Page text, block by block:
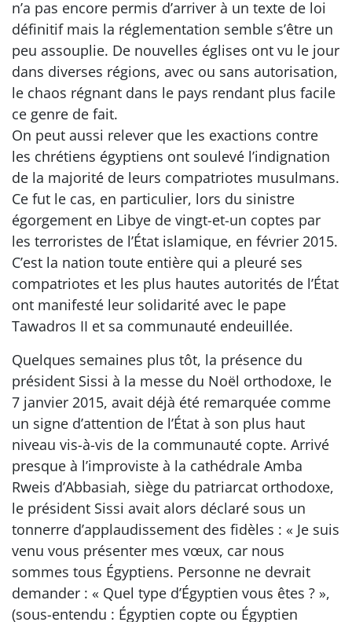
n’a pas encore permis d’arriver à un texte de loi
définitif mais la réglementation semble s’être un
peu assouplie. De nouvelles églises ont vu le jour
dans diverses régions, avec ou sans autorisation,
le chaos régnant dans le pays rendant plus facile
ce genre de fait.
On peut aussi relever que les exactions contre
les chrétiens égyptiens ont soulevé l’indignation
de la majorité de leurs compatriotes musulmans.
Ce fut le cas, en particulier, lors du sinistre
égorgement en Libye de vingt-et-un coptes par
les terroristes de l’État islamique, en février 2015.
C’est la nation toute entière qui a pleuré ses
compatriotes et les plus hautes autorités de l’État
ont manifesté leur solidarité avec le pape
Tawadros II et sa communauté endeuillée.
Quelques semaines plus tôt, la présence du
président Sissi à la messe du Noël orthodoxe, le
7 janvier 2015, avait déjà été remarquée comme
un signe d’attention de l’État à son plus haut
niveau vis-à-vis de la communauté copte. Arrivé
presque à l’improviste à la cathédrale Amba
Rweis d’Abbasiah, siège du patriarcat orthodoxe,
le président Sissi avait alors déclaré sous un
tonnerre d’applaudissement des fidèles : « Je suis
venu vous présenter mes vœux, car nous
sommes tous Égyptiens. Personne ne devrait
demander : « Quel type d’Égyptien vous êtes ? »,
(sous-entendu : Égyptien copte ou Égyptien